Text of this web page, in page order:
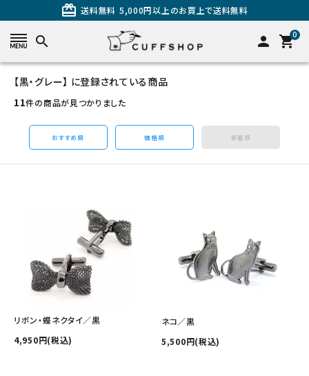
card_giftcard 送料無料 5,000円以上のお買上で送料無料
search person 0
shopping_cart
カテゴリーから探す
カフスを探す
その他の商品を探す
ご利用ガイド
【黒・グレー】 に登録されている商品
11件の商品が見つかりました
おすすめ順 価格順 新着順
リボン・蝶ネクタイ／黒
4,950円(税込)
ネコ／黒
5,500円(税込)